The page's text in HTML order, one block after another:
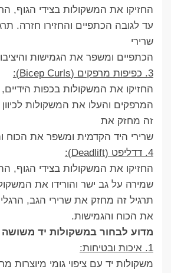
החזיקו את המשקולות בצידי הגוף,
עד לגובה הכתפיים והחזירו חזרה.
שרירי
הכתפיים ומשפר את הגמישות
3. כפיפות מרפקים (Bicep Curls):
החזיקו את המשקולות בכפות
המרפקים והעלו את המשקולות
זה מחזק את
שרירי היד הקדמית ומשפר את הכוח
4. דדליפט (Deadlift):
החזיקו את המשקולות בצידי הגוף,
שמירה על גב ישר והורידו את
תרגיל זה מחזק את שרירי הגב,
את הכוח והגמישות.
מדוע לבחור במשקולות יד משושה
1. איכות ובטיחות:
משקולות יד עם ציפוי גומי מיוצרות